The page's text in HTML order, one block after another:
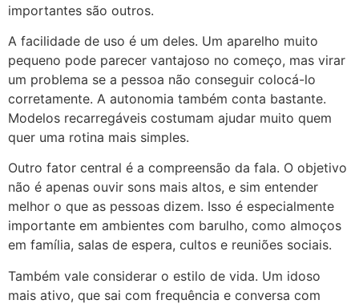
importantes são outros.
A facilidade de uso é um deles. Um aparelho muito
pequeno pode parecer vantajoso no começo, mas virar
um problema se a pessoa não conseguir colocá-lo
corretamente. A autonomia também conta bastante.
Modelos recarregáveis costumam ajudar muito quem
quer uma rotina mais simples.
Outro fator central é a compreensão da fala. O objetivo
não é apenas ouvir sons mais altos, e sim entender
melhor o que as pessoas dizem. Isso é especialmente
importante em ambientes com barulho, como almoços
em família, salas de espera, cultos e reuniões sociais.
Também vale considerar o estilo de vida. Um idoso
mais ativo, que sai com frequência e conversa com